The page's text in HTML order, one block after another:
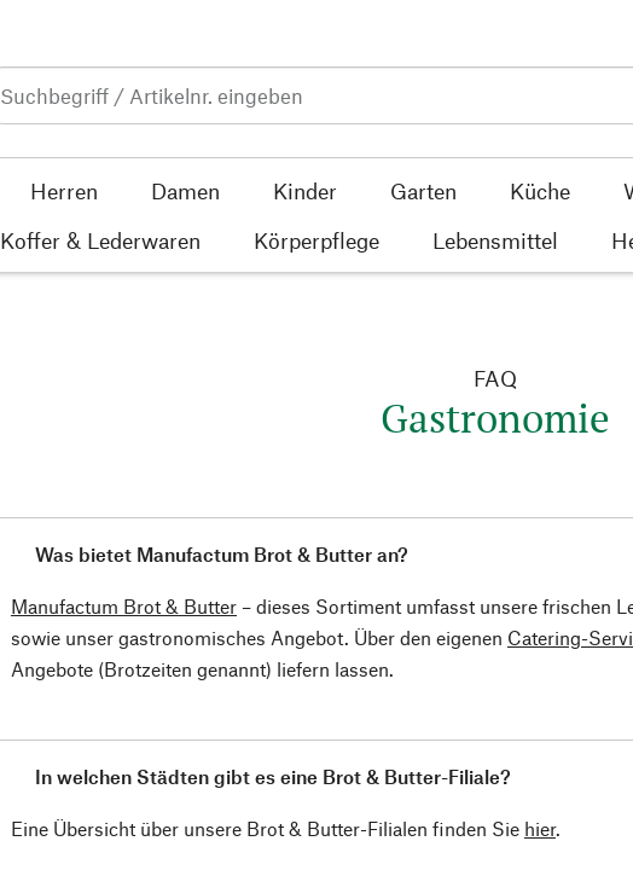
Herren Damen Kinder Garten Küche
Koffer & Lederwaren Körperpflege Lebensmittel
FAQ
Gastronomie
Was bietet Manufactum Brot & Butter an?
Manufactum Brot & Butter– dieses Sortiment umfasst unsere frischen
sowie unser gastronomisches Angebot. Über den eigenen Catering-
Angebote (Brotzeiten genannt) liefern lassen.
In welchen Städten gibt es eine Brot & Butter-Filiale?
Eine Übersicht über unsere Brot & Butter-Filialen finden Sie hier.